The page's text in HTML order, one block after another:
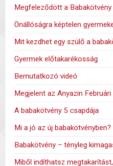
Megfeleződött a
Önállóságra képtelen
Mit kezdhet egy szülő a
Gyermek előtakarékosság
Bemutatkozó videó
Megjelent az Anyazin
A babakötvény 5 csapdája
Mi a jó az új babakötvényben?
Babakötvény – tényleg
Miből indíthatsz